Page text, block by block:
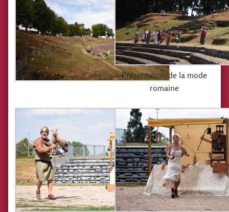
Présentation de la mode
romaine